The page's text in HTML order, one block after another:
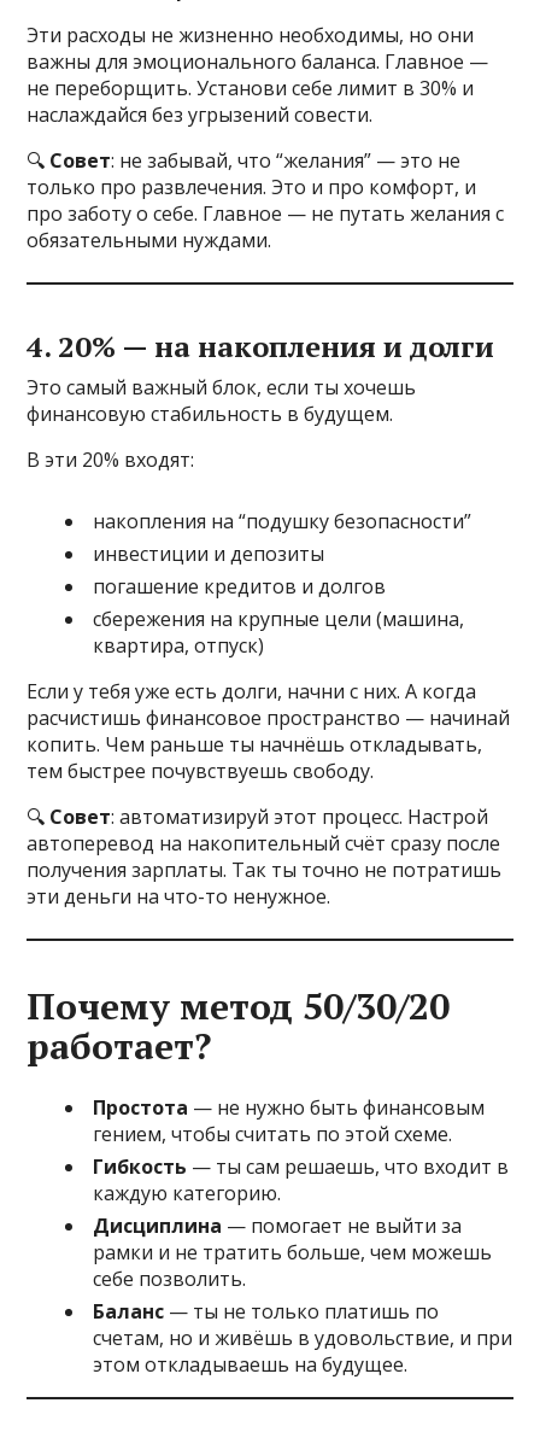
Эти расходы не жизненно необходимы, но они
важны для эмоционального баланса. Главное —
не переборщить. Установи себе лимит в 30% и
наслаждайся без угрызений совести.
🔍 Совет: не забывай, что “желания” — это не
только про развлечения. Это и про комфорт, и
про заботу о себе. Главное — не путать желания с
обязательными нуждами.
4. 20% — на накопления и долги
Это самый важный блок, если ты хочешь
финансовую стабильность в будущем.
В эти 20% входят:
накопления на “подушку безопасности”
инвестиции и депозиты
погашение кредитов и долгов
сбережения на крупные цели (машина,
квартира, отпуск)
Если у тебя уже есть долги, начни с них. А когда
расчистишь финансовое пространство — начинай
копить. Чем раньше ты начнёшь откладывать,
тем быстрее почувствуешь свободу.
🔍 Совет: автоматизируй этот процесс. Настрой
автоперевод на накопительный счёт сразу после
получения зарплаты. Так ты точно не потратишь
эти деньги на что-то ненужное.
Почему метод 50/30/20
работает?
Простота — не нужно быть финансовым
гением, чтобы считать по этой схеме.
Гибкость — ты сам решаешь, что входит в
каждую категорию.
Дисциплина — помогает не выйти за
рамки и не тратить больше, чем можешь
себе позволить.
Баланс — ты не только платишь по
счетам, но и живёшь в удовольствие, и при
этом откладываешь на будущее.